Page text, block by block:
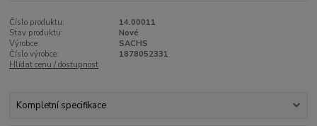
Číslo produktu:
14.00011
Stav produktu:
Nové
Výrobce:
SACHS
Číslo výrobce:
1878052331
Hlídat cenu / dostupnost
Kompletní specifikace